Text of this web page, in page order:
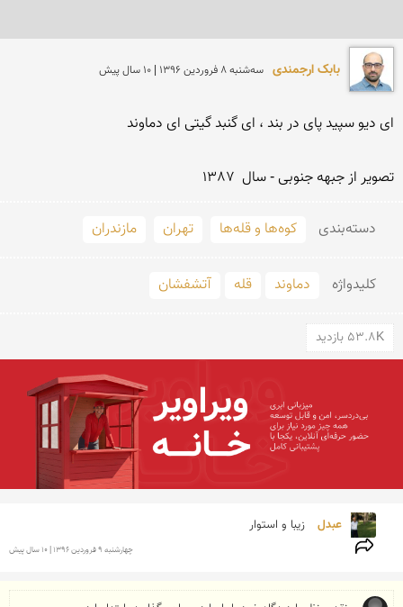
بابک ارجمندی سه‌شنبه 8 فروردين 1396 | 10 سال پیش
تصویر از جبهه جنوبی - سال  1387
دسته‌بندی کوه‌ها و قله‌ها تهران مازندران
کلید‌واژه دماوند قله آتشفشان
53.8K بازدید
عبدل زیبا و استوار
چهارشنبه 9 فروردين 1396 | 10 سال پیش